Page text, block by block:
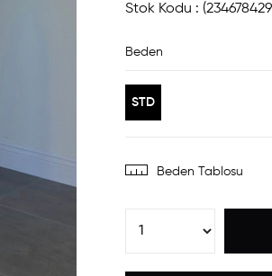
Stok Kodu
Beden
STD
Beden Tablosu